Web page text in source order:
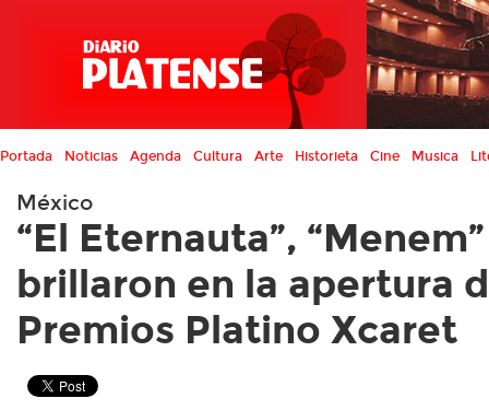
Portada Noticias Agenda Cultura Arte Historieta Cine Musica
México
“El Eternauta”,
brillaron en la apertura
Premios Platino Xcaret